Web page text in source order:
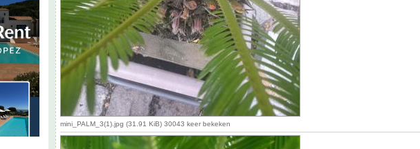
mini_PALM_3(1).jpg (31.91 KiB) 30043 keer bekeken